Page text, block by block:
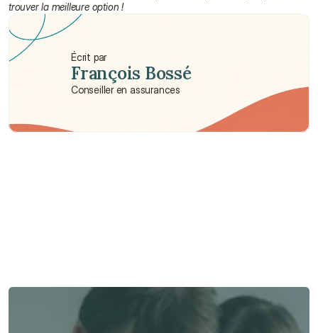
trouver la meilleure option !
Écrit par
François Bossé
Conseiller en assurances